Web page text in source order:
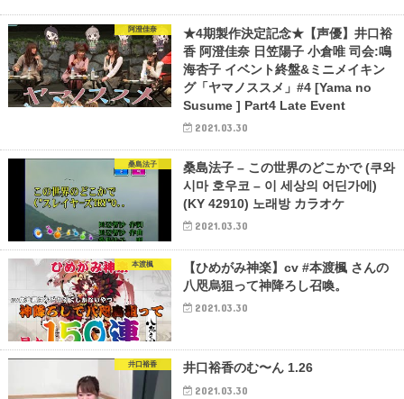
阿澄佳奈
★4期製作決定記念★【声優】井口裕
香 阿澄佳奈 日笠陽子 小倉唯 司会:鳴
海杏子 イベント終盤&ミニメイキン
グ「ヤマノススメ」#4 [Yama no
Susume ] Part4 Late Event
2021.03.30
桑島法子
桑島法子 – この世界のどこかで (쿠와
시마 호우코 – 이 세상의 어딘가에)
(KY 42910) 노래방 カラオケ
2021.03.30
本渡楓
【ひめがみ神楽】cv #本渡楓 さんの
八咫烏狙って神降ろし召喚。
2021.03.30
井口裕香 井口裕香のむ〜ん 1.26
2021.03.30